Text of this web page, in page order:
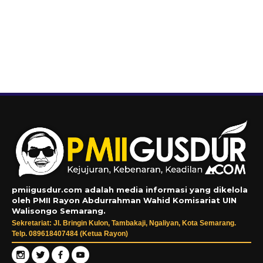
pmiigusdur.com adalah media informasi yang dikelola
oleh PMII Rayon Abdurrahman Wahid Komisariat UIN
Walisongo Semarang.
Sekretariat: Jl. Bringin Kulon, Tambakaji, Ngaliyan, Kota Semarang.
Telp. 089618407484 (Ketua Rayon)